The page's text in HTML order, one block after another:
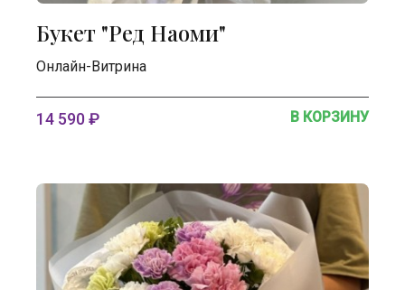
Букет "Ред Наоми"
Онлайн-Витрина
14 590 ₽ В КОРЗИНУ